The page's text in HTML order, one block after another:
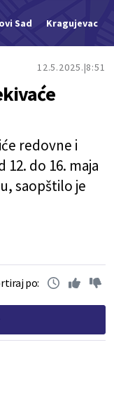
Sad Kragujevac
12.5.2025. 8:51
redovne i
do 16. maja
saopštilo je
po: